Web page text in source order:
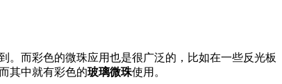
。而彩色的微珠应用也是很广泛的，比如在一些反光板
其中就有彩色的玻璃微珠使用。